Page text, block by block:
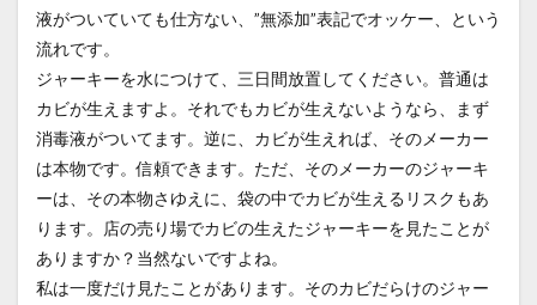
液がついていても仕方ない、”無添加”表記でオッケー、という
流れです。
ジャーキーを水につけて、三日間放置してください。普通は
カビが生えますよ。それでもカビが生えないようなら、まず
消毒液がついてます。逆に、カビが生えれば、そのメーカー
は本物です。信頼できます。ただ、そのメーカーのジャーキ
ーは、その本物さゆえに、袋の中でカビが生えるリスクもあ
ります。店の売り場でカビの生えたジャーキーを見たことが
ありますか？当然ないですよね。
私は一度だけ見たことがあります。そのカビだらけのジャー